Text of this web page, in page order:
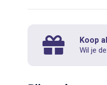
Koop
Wil je